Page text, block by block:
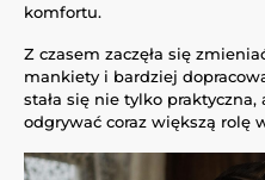
komfortu.
Z czasem zaczęła się
mankiety i bardziej
stała się nie tylko praktyczna,
odgrywać coraz większą rolę